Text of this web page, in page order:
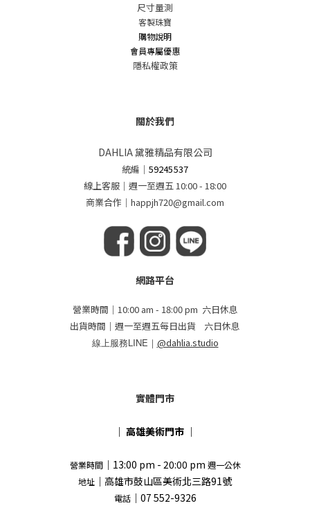
尺寸量測
客製珠寶
購物說明
會員專屬優惠
隱私權政策
關於我們
DAHLIA 黛雅精品有限公司
統編 ｜59245537
線上客服｜週一至週五 10:00 - 18:00
商業合作｜happjh720@gmail.com
網路平台
營業時間｜10:00 am - 18:00 pm 六日休息
出貨時間｜週一至週五每日出貨 六日休息
線上服務LINE｜ @dahlia.studio
實體門市
｜ 高雄美術門市 ｜
營業時間｜13:00 pm - 20:00 pm 週一公休
地址 ｜高雄市鼓山區美術北三路91號
電話｜07 552-9326